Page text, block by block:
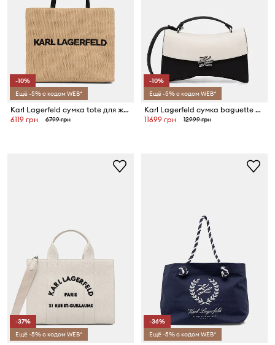
-10%
Ещё -5% с кодом WEB*
Karl Lagerfeld сумка tote для женщин плетеная K/ESSENTIAL
6119 грн
6799 грн
-10%
Ещё -5% с кодом WEB*
Karl Lagerfeld сумка baguette для женщин кожаная K/AUTOGRAPH
11699 грн
12999 грн
-37%
Ещё -5% с кодом WEB*
-36%
Ещё -5% с кодом WEB*